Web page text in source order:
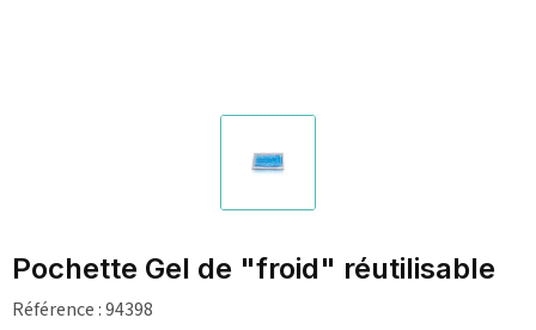
Pochette Gel de "froid" réutilisable
Référence :94398